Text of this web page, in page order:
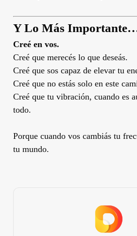
Y Lo Más
Creé en vos.
Creé que merecés lo que deseás.
Creé que sos capaz de elevar tu
Creé que no estás solo en este
Creé que tu vibración, cuando es
todo.
Porque cuando vos cambiás tu
tu mundo.